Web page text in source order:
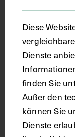
Technik
Druck
Maße
Diese
Dienste
finden Sie
Außer den
können Sie
Dienste